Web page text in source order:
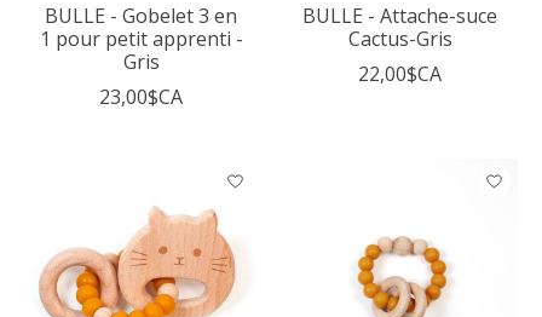
BULLE - Gobelet 3 en
1 pour petit apprenti -
Gris
23,00$CA
BULLE - Attache-suce
Cactus-Gris
22,00$CA